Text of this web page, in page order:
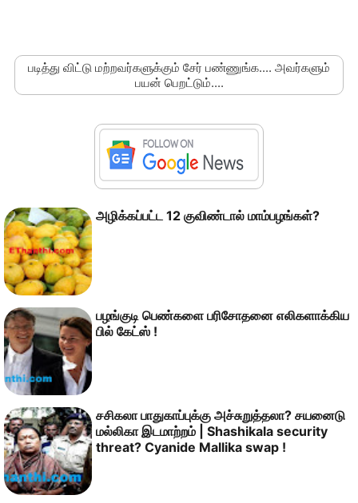
படித்து விட்டு மற்றவர்களுக்கும் சேர் பண்ணுங்க.... அவர்களும்
பயன் பெறட்டும்....
அழிக்கப்பட்ட 12 குவிண்டால் மாம்பழங்கள்?
பழங்குடி பெண்களை பரிசோதனை எலிகளாக்கிய
பில் கேட்ஸ் !
சசிகலா பாதுகாப்புக்கு அச்சுறுத்தலா? சயனைடு
மல்லிகா இடமாற்றம் | Shashikala security
threat? Cyanide Mallika swap !